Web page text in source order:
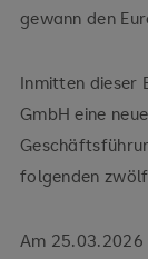
gewann den
Inmitten dieser
GmbH eine
folgenden
Am 25.03.2026